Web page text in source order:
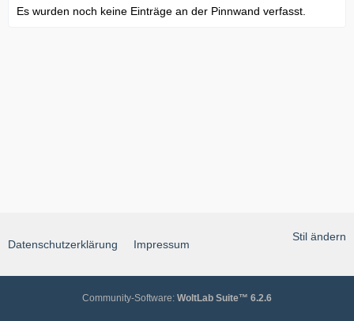
Es wurden noch keine Einträge an der Pinnwand verfasst.
Stil ändern
Datenschutzerklärung Impressum
Community-Software: WoltLab Suite™ 6.2.6